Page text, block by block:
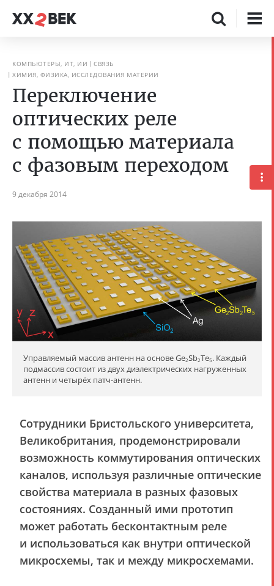
КОМПЬЮТЕРЫ, ИТ, ИИ
СВЯЗЬ
ХИМИЯ, ФИЗИКА, ИССЛЕДОВАНИЯ МАТЕРИИ
Переключение
оптических реле
с помощью материала
с фазовым переходом
9 декабря 2014
Управляемый массив антенн на основе Ge2Sb2Te5. Каждый
подмассив состоит из двух диэлектрических нагруженных
антенн и четырёх патч-антенн.
Сотрудники Бристольского университета,
Великобритания, продемонстрировали
возможность коммутирования оптических
каналов, используя различные оптические
свойства материала в разных фазовых
состояниях. Созданный ими прототип
может работать бесконтактным реле
и использоваться как внутри оптической
микросхемы, так и между микросхемами.